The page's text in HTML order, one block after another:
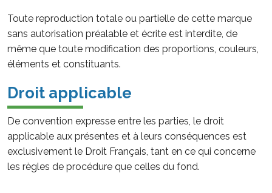
Toute reproduction totale ou partielle de cette marque
sans autorisation préalable et écrite est interdite, de
même que toute modification des proportions, couleurs,
éléments et constituants.
Droit applicable
De convention expresse entre les parties, le droit
applicable aux présentes et à leurs conséquences est
exclusivement le Droit Français, tant en ce qui concerne
les règles de procédure que celles du fond.